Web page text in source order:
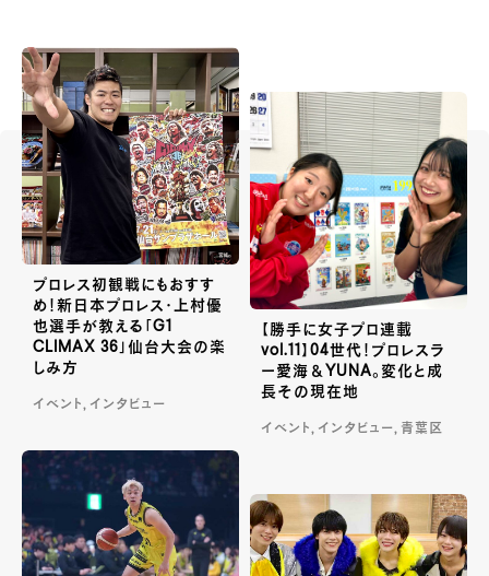
プロレス初観戦にもおすす
め！新日本プロレス・上村優
也選手が教える「G1
CLIMAX 36」仙台大会の楽
しみ方
イベント, インタビュー
【勝手に女子プロ連載
vol.11】04世代！プロレスラ
ー愛海＆YUNA。変化と成
長その現在地
イベント, インタビュー, 青葉区